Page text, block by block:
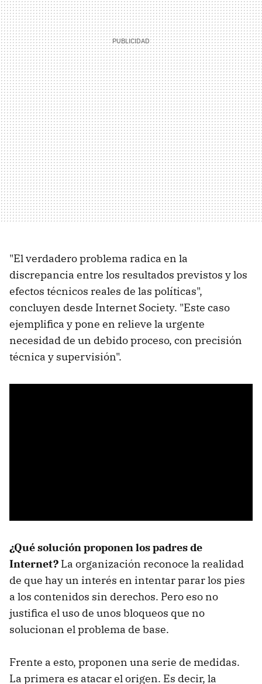
"El verdadero problema radica en la
discrepancia entre los resultados previstos y los
efectos técnicos reales de las políticas",
concluyen desde Internet Society. "Este caso
ejemplifica y pone en relieve la urgente
necesidad de un debido proceso, con precisión
técnica y supervisión".
¿Qué solución proponen los padres de
Internet? La organización reconoce la realidad
de que hay un interés en intentar parar los pies
a los contenidos sin derechos. Pero eso no
justifica el uso de unos bloqueos que no
solucionan el problema de base.
Frente a esto, proponen una serie de medidas.
La primera es atacar el origen. Es decir, la